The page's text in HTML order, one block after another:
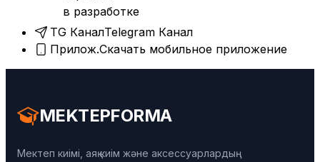
в разработке
TG КаналTelegram Канал
Прилож.Скачать мобильное приложение
MEKTEPFORMA
Мектеп киімі, аяқ киім және аксессуарлардың